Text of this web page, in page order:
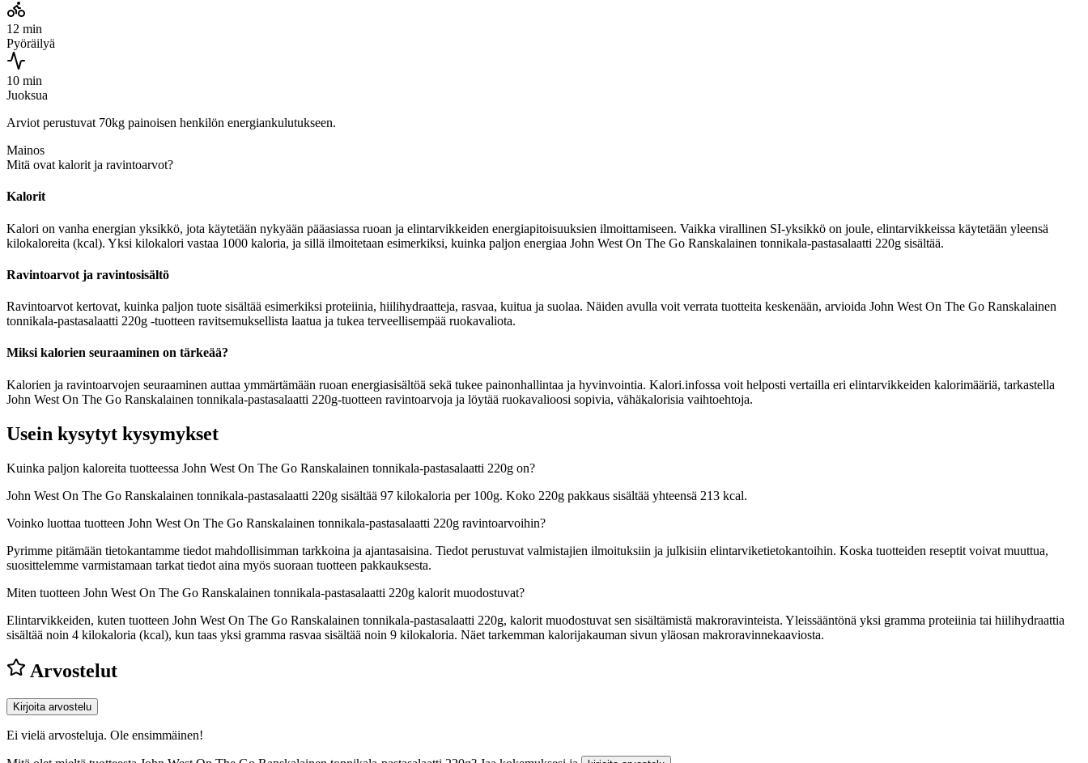
12 min
Pyöräilyä
10 min
Juoksua
Arviot perustuvat 70kg painoisen henkilön energiankulutukseen.
Mainos
Mitä ovat kalorit ja ravintoarvot?
Kalorit
Kalori on vanha energian yksikkö, jota käytetään nykyään pääasiassa ruoan ja elintarvikkeiden energiapitoisuuksien ilmoittamiseen. Vaikka virallinen SI-yksikkö on joule, elintarvikkeissa käytetään yleensä
kilokaloreita (kcal). Yksi kilokalori vastaa 1000 kaloria, ja sillä ilmoitetaan esimerkiksi, kuinka paljon energiaa John West On The Go Ranskalainen tonnikala-pastasalaatti 220g sisältää.
Ravintoarvot ja ravintosisältö
Ravintoarvot kertovat, kuinka paljon tuote sisältää esimerkiksi proteiinia, hiilihydraatteja, rasvaa, kuitua ja suolaa. Näiden avulla voit verrata tuotteita keskenään, arvioida John West On The Go Ranskalainen
tonnikala-pastasalaatti 220g -tuotteen ravitsemuksellista laatua ja tukea terveellisempää ruokavaliota.
Miksi kalorien seuraaminen on tärkeää?
Kalorien ja ravintoarvojen seuraaminen auttaa ymmärtämään ruoan energiasisältöä sekä tukee painonhallintaa ja hyvinvointia. Kalori.infossa voit helposti vertailla eri elintarvikkeiden kalorimääriä, tarkastella
John West On The Go Ranskalainen tonnikala-pastasalaatti 220g-tuotteen ravintoarvoja ja löytää ruokavalioosi sopivia, vähäkalorisia vaihtoehtoja.
Usein kysytyt kysymykset
Kuinka paljon kaloreita tuotteessa John West On The Go Ranskalainen tonnikala-pastasalaatti 220g on?
John West On The Go Ranskalainen tonnikala-pastasalaatti 220g sisältää 97 kilokaloria per 100g. Koko 220g pakkaus sisältää yhteensä 213 kcal.
Voinko luottaa tuotteen John West On The Go Ranskalainen tonnikala-pastasalaatti 220g ravintoarvoihin?
Pyrimme pitämään tietokantamme tiedot mahdollisimman tarkkoina ja ajantasaisina. Tiedot perustuvat valmistajien ilmoituksiin ja julkisiin elintarviketietokantoihin. Koska tuotteiden reseptit voivat muuttua,
suosittelemme varmistamaan tarkat tiedot aina myös suoraan tuotteen pakkauksesta.
Miten tuotteen John West On The Go Ranskalainen tonnikala-pastasalaatti 220g kalorit muodostuvat?
Elintarvikkeiden, kuten tuotteen John West On The Go Ranskalainen tonnikala-pastasalaatti 220g, kalorit muodostuvat sen sisältämistä makroravinteista. Yleissääntönä yksi gramma proteiinia tai hiilihydraattia
sisältää noin 4 kilokaloria (kcal), kun taas yksi gramma rasvaa sisältää noin 9 kilokaloria. Näet tarkemman kalorijakauman sivun yläosan makroravinnekaaviosta.
Arvostelut
Kirjoita arvostelu
Ei vielä arvosteluja. Ole ensimmäinen!